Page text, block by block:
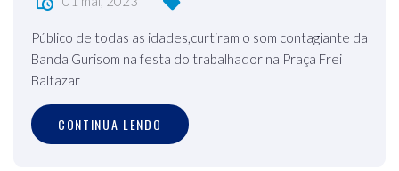
Público de todas as idades,curtiram o som contagiante da
Banda Gurisom na festa do trabalhador na Praça Frei
Baltazar
CONTINUA LENDO